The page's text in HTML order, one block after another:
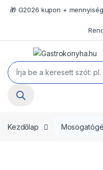
Ugrás a navigációhoz
Ugrás a tartalomra
🎁 G2026 kupon +
Open
Termékek keresése
Kezdőlap